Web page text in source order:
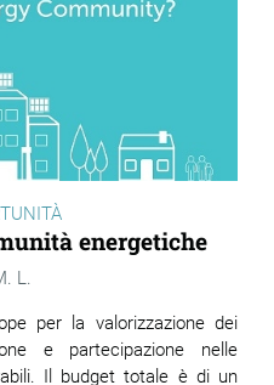
energetiche
L.
per la valorizzazione dei
e partecipazione nelle
Il budget totale è di un